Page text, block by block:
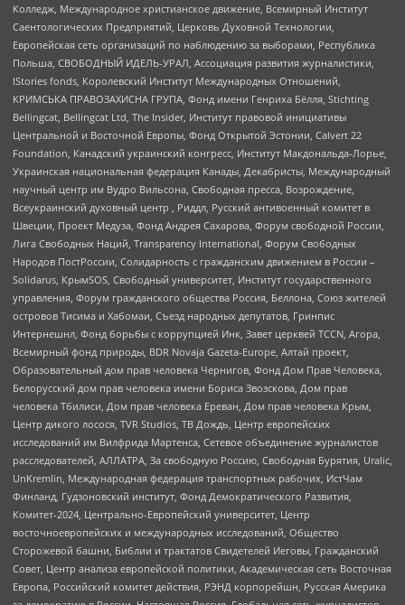
Колледж, Международное христианское движение, Всемирный Институт
Саентологических Предприятий, Церковь Духовной Технологии,
Европейская сеть организаций по наблюдению за выборами, Республика
Польша, СВОБОДНЫЙ ИДЕЛЬ-УРАЛ, Ассоциация развития журналистики,
IStories fonds, Королевский Институт Международных Отношений,
КРИМСЬКА ПРАВОЗАХИСНА ГРУПА, Фонд имени Генриха Бёлля, Stichting
Bellingcat, Bellingcat Ltd, The Insider, Институт правовой инициативы
Центральной и Восточной Европы, Фонд Открытой Эстонии, Calvert 22
Foundation, Канадский украинский конгресс, Институт Макдональда-Лорье,
Украинская национальная федерация Канады, Декабристы, Международный
научный центр им Вудро Вильсона, Свободная пресса, Возрождение,
Всеукраинский духовный центр , Риддл, Русский антивоенный комитет в
Швеции, Проект Медуза, Фонд Андрея Сахарова, Форум свободной России,
Лига Свободных Наций, Transparеncy International, Форум Свободных
Народов ПостРоссии, Солидарность с гражданским движением в России –
Solidarus, КрымSOS, Свободный университет, Институт государственного
управления, Форум гражданского общества Россия, Беллона, Союз жителей
островов Тисима и Хабомаи, Съезд народных депутатов, Гринпис
Интернешнл, Фонд борьбы с коррупцией Инк, Завет церквей TCCN, Агора,
Всемирный фонд природы, BDR Novaja Gazeta-Europe, Алтай проект,
Образовательный дом прав человека Чернигов, Фонд Дом Прав Человека,
Белорусский дом прав человека имени Бориса Звозскова, Дом прав
человека Тбилиси, Дом прав человека Ереван, Дом прав человека Крым,
Центр дикого лосося, TVR Studios, ТВ Дождь, Центр европейских
исследований им Вилфрида Мартенса, Сетевое объединение журналистов
расследователей, АЛЛАТРА, За свободную Россию, Свободная Бурятия, Uralic,
UnKremlin, Международная федерация транспортных рабочих, ИстЧам
Финланд, Гудзоновский институт, Фонд Демократического Развития,
Комитет-2024, Центрально-Европейский университет, Центр
восточноевропейских и международных исследований, Общество
Сторожевой башни, Библии и трактатов Свидетелей Иеговы, Гражданский
Совет, Центр анализа европейской политики, Академическая сеть Восточная
Европа, Российский комитет действия, РЭНД корпорейшн, Русская Америка